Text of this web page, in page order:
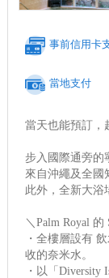
事前信用卡
當地支付
當天也能預訂，
步入國際通旁的
來自沖繩及全國
此外，全新大浴
＼Palm Royal 的
・全樓層設有
收的奈米水。
・以「Diversity